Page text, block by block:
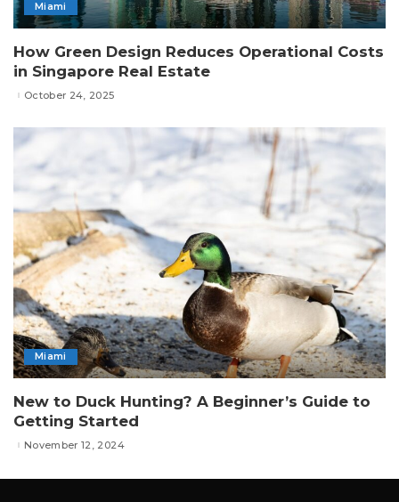
Miami
How Green Design Reduces Operational Costs
in Singapore Real Estate
October 24, 2025
Miami
New to Duck Hunting? A Beginner’s Guide to
Getting Started
November 12, 2024